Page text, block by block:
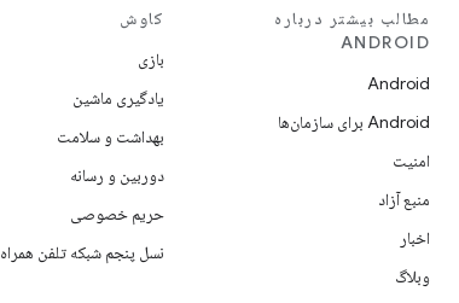
مطالب بیشتر درباره
ANDROID
Android
Android برای سازمان‌ها
امنیت
منبع آزاد
اخبار
وبلاگ
کاوش
بازی
یادگیری ماشین
بهداشت و سلامت
دوربین و رسانه
حریم خصوصی
نسل پنجم شبکه تلفن همراه